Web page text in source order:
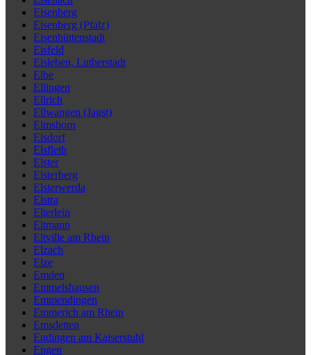
Eisenberg
Eisenberg (Pfalz)
Eisenhüttenstadt
Eisfeld
Eisleben, Lutherstadt
Elbe
Ellingen
Ellrich
Ellwangen (Jagst)
Elmshorn
Elsdorf
Elsfleth
Elster
Elsterberg
Elsterwerda
Elstra
Elterlein
Eltmann
Eltville am Rhein
Elzach
Elze
Emden
Emmelshausen
Emmendingen
Emmerich am Rhein
Emsdetten
Endingen am Kaiserstuhl
Engen